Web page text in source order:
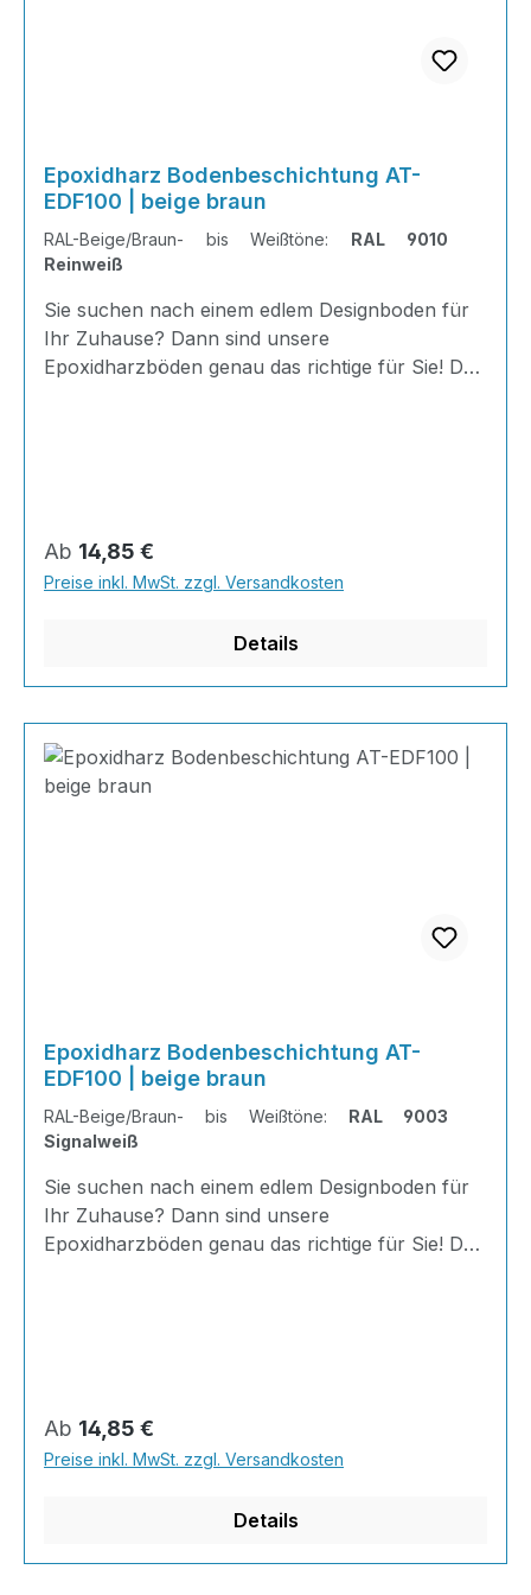
Epoxidharz Bodenbeschichtung AT-
EDF100 | beige braun
RAL-Beige/Braun- bis Weißtöne: RAL 9010
Reinweiß
Sie suchen nach einem edlem Designboden für
Ihr Zuhause? Dann sind unsere
Epoxidharzböden genau das richtige für Sie! Der
Farbkombinationen sind möglich.Von edlen
Naturtönen bis knallig-bunt ist alles möglich!
Wenn Sie eine farbige Bodenbeschichtung
Regulärer Preis:
Ab 14,85 €
Preise inkl. MwSt. zzgl. Versandkosten
Details
Epoxidharz Bodenbeschichtung AT-
EDF100 | beige braun
RAL-Beige/Braun- bis Weißtöne: RAL 9003
Signalweiß
Sie suchen nach einem edlem Designboden für
Ihr Zuhause? Dann sind unsere
Epoxidharzböden genau das richtige für Sie! Der
Farbkombinationen sind möglich.Von edlen
Naturtönen bis knallig-bunt ist alles möglich!
Wenn Sie eine farbige Bodenbeschichtung
Regulärer Preis:
Ab 14,85 €
Preise inkl. MwSt. zzgl. Versandkosten
Details